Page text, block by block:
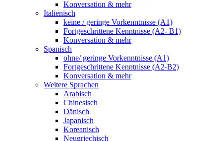
Konversation & mehr
Italienisch
keine / geringe Vorkenntnisse (A1)
Fortgeschrittene Kenntnisse (A2- B1)
Konversation & mehr
Spanisch
ohne/ geringe Vorkenntnisse (A1)
Fortgeschrittene Kenntnisse (A2-B2)
Konversation & mehr
Weitere Sprachen
Arabisch
Chinesisch
Dänisch
Japanisch
Koreanisch
Neugriechisch